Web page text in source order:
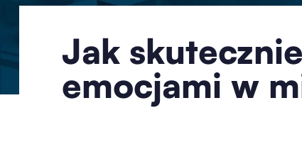
Jak
emocjami w